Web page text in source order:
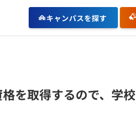
キャンパスを探す
を取得するので、学校